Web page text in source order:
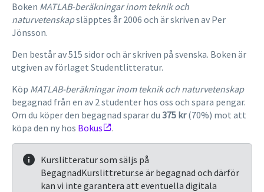
Boken MATLAB-beräkningar inom teknik och
naturvetenskapsläpptes år 2006 och är skriven av Per
Jönsson.
Den består av 515 sidor och är skriven på svenska. Boken är
utgiven av förlaget Studentlitteratur.
Köp MATLAB-beräkningar inom teknik och naturvetenskap
begagnad från en av 2 studenter hos oss och spara pengar.
Om du köper den begagnad sparar du 375 kr(70%) mot att
köpa den ny hos Bokus .
Kurslitteratur som säljs på
BegagnadKurslittretur.se är begagnad och därför
kan vi inte garantera att eventuella digitala